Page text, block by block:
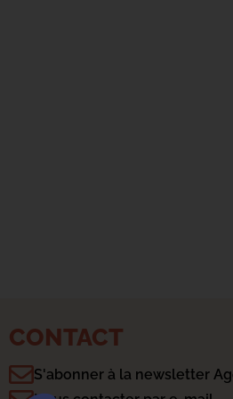
Axeptio consent
Plateforme de Gestion du
CONTACT
S'abonner à la newsletter